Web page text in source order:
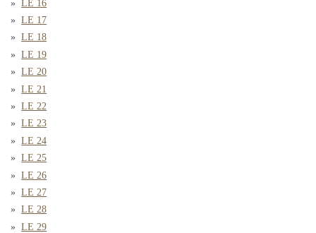
LE 16
LE 17
LE 18
LE 19
LE 20
LE 21
LE 22
LE 23
LE 24
LE 25
LE 26
LE 27
LE 28
LE 29